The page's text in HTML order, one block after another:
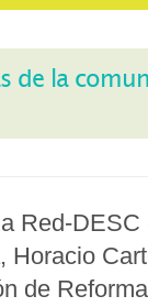
de la
Red-
Horacio
de